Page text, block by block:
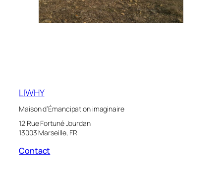
LIWHY
Maison d’Émancipation imaginaire
12 Rue Fortuné Jourdan
13003 Marseille, FR
Contact